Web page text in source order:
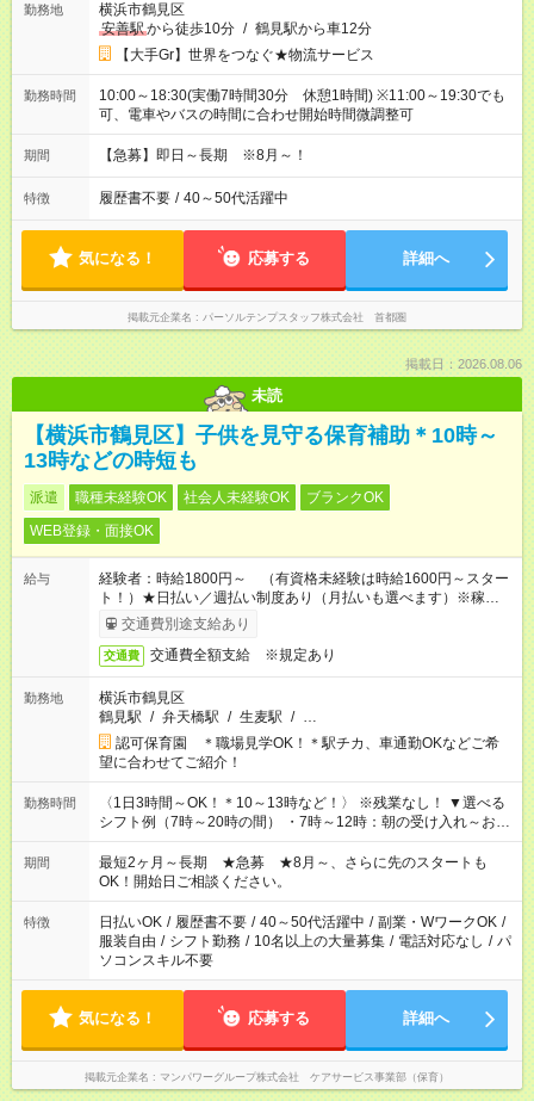
勤務地
横浜市鶴見区
安善駅から徒歩10分 / 鶴見駅から車12分
【大手Gr】世界をつなぐ★物流サービス
勤務時間
10:00～18:30(実働7時間30分 休憩1時間) ※11:00～19:30でも
可、電車やバスの時間に合わせ開始時間微調整可
期間 【急募】即日～長期 ※8月～！
特徴 履歴書不要 / 40～50代活躍中
気になる！ 応募する 詳細へ
掲載元企業名 パーソルテンプスタッフ株式会社 首都圏
掲載日：2026.08.06
未読
【横浜市鶴見区】子供を見守る保育補助＊10時～
13時などの時短も
派遣 職種未経験OK 社会人未経験OK
ブランクOK
WEB登録・面接OK
給与
経験者：時給1800円～ （有資格未経験は時給1600円～スター
ト！）★日払い／週払い制度あり（月払いも選べます）※稼働開
始時は手続き完了次第のお支払いとなります★フルタイムできる
方は100円アップ！
交通費別途支給あり
交通費 交通費全額支給 ※規定あり
勤務地
横浜市鶴見区
鶴見駅 / 弁天橋駅 / 生麦駅 / …
認可保育園 ＊職場見学OK！＊駅チカ、車通勤OKなどご希
望に合わせてご紹介！
勤務時間
〈1日3時間～OK！＊10～13時など！〉 ※残業なし！ ▼選べる
シフト例（7時～20時の間） ・7時～12時：朝の受け入れ～お昼
の準備 ・10時～13時：園児の見守り～お昼の補助 ・9時～16
時：帰りの会まで！子供の成長を見守る ・15時～20時：夜のお
迎えサポート
期間
最短2ヶ月～長期 ★急募 ★8月～、さらに先のスタートも
OK！開始日ご相談ください。
特徴 日払いOK / 履歴書不要 / 40～50代活躍中 / 副業・WワークOK /
服装自由 / シフト勤務 / 10名以上の大量募集 / 電話対応なし / パ
ソコンスキル不要
気になる！ 応募する 詳細へ
掲載元企業名 マンパワーグループ株式会社 ケアサービス事業部（保育）